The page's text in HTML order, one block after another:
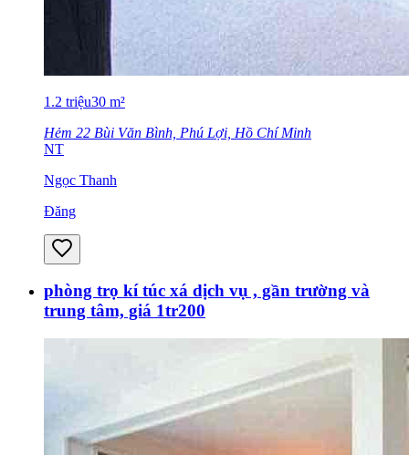
1.2 triệu30 m²
Hẻm 22 Bùi Văn Bình, Phú Lợi, Hồ Chí Minh
NT
Ngọc Thanh
Đăng
phòng trọ kí túc xá dịch vụ , gần trường và
trung tâm, giá 1tr200